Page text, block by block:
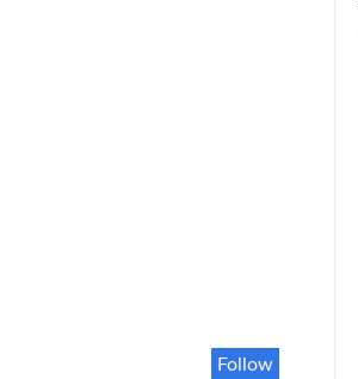
Follow